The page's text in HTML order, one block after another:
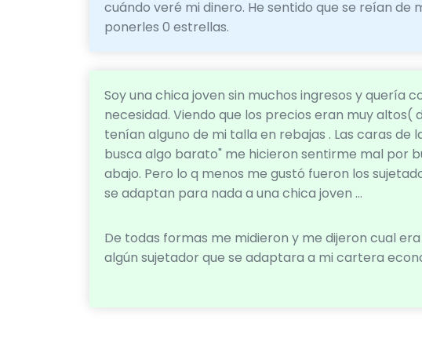
cuándo veré mi dinero. He sentido que se reían de
ponerles 0 estrellas.
Soy una chica joven sin muchos ingresos y quería
necesidad. Viendo que los precios eran muy
tenían alguno de mi talla en rebajas . Las caras de
busca algo barato" me hicieron sentirme mal por
abajo. Pero lo q menos me gustó fueron los
se adaptan para nada a una chica joven ...
De todas formas me midieron y me dijeron cual
algún sujetador que se adaptara a mi cartera